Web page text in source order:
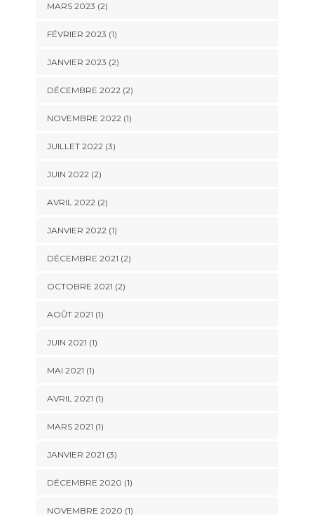
MARS 2023 (2)
FÉVRIER 2023 (1)
JANVIER 2023 (2)
DÉCEMBRE 2022(2)
NOVEMBRE 2022(1)
JUILLET 2022(3)
JUIN 2022(2)
AVRIL 2022(2)
JANVIER 2022(1)
DÉCEMBRE 2021 (2)
OCTOBRE 2021 (2)
AOÛT 2021 (1)
JUIN 2021 (1)
MAI 2021 (1)
AVRIL 2021 (1)
MARS 2021 (1)
JANVIER 2021 (3)
DÉCEMBRE 2020 (1)
NOVEMBRE 2020 (1)